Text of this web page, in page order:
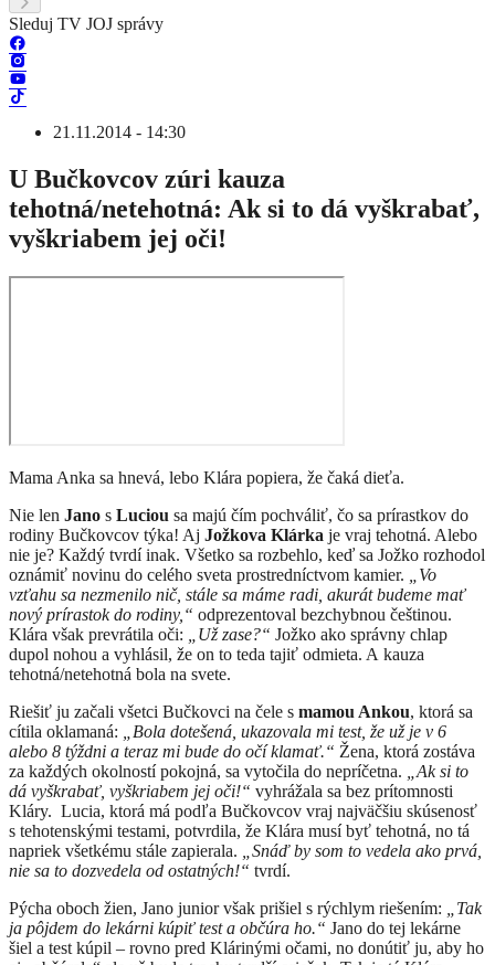
Sleduj TV JOJ správy
21.11.2014 - 14:30
U Bučkovcov zúri kauza
tehotná/netehotná: Ak si to dá vyškrabať,
vyškriabem jej oči!
Mama Anka sa hnevá, lebo Klára popiera, že čaká dieťa.
Nie len Jano s Luciou sa majú čím pochváliť, čo sa prírastkov do
rodiny Bučkovcov týka! Aj Jožkova Klárka je vraj tehotná. Alebo
nie je? Každý tvrdí inak. Všetko sa rozbehlo, keď sa Jožko rozhodol
oznámiť novinu do celého sveta prostredníctvom kamier.
„Vo
vzťahu sa nezmenilo nič, stále sa máme radi, akurát budeme mať
nový prírastok do rodiny,“ odprezentoval bezchybnou češtinou.
Klára však prevrátila oči:
„Už zase?“ Jožko ako správny chlap
dupol nohou a vyhlásil, že on to teda tajiť odmieta. A kauza
tehotná/netehotná bola na svete.
Riešiť ju začali všetci Bučkovci na čele s mamou Ankou, ktorá sa
cítila oklamaná:
„Bola dotešená, ukazovala mi test, že už je v 6
alebo 8 týždni a teraz mi bude do očí klamať.“ Žena, ktorá zostáva
za každých okolností pokojná, sa vytočila do nepríčetna.
„Ak si to
dá vyškrabať, vyškriabem jej oči!“ vyhrážala sa bez prítomnosti
Kláry. Lucia, ktorá má podľa Bučkovcov vraj najväčšiu skúsenosť
s tehotenskými testami, potvrdila, že Klára musí byť tehotná, no tá
napriek všetkému stále zapierala.
„Snáď by som to vedela ako prvá,
nie sa to dozvedela od ostatných!“ tvrdí.
Pýcha oboch žien, Jano junior však prišiel s rýchlym riešením:
„Tak
ja pôjdem do lekárni kúpiť test a občúra ho.“ Jano do tej lekárne
šiel a test kúpil – rovno pred Klárinými očami, no donútiť ju, aby ho